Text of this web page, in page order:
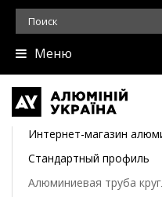
Меню
Интернет-магазин
Стандартный профиль
Алюминиевая труба